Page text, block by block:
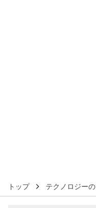
トップ テクノロジー